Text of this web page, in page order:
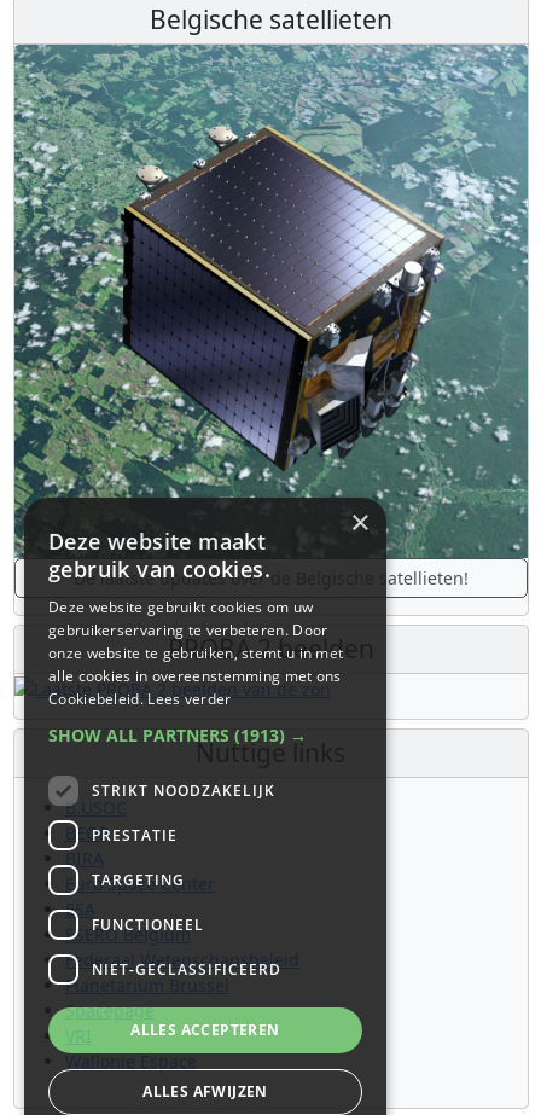
Belgische satellieten
De laatste updates over de Belgische satellieten!
PROBA 2 beelden
Nuttige links
B.USOC
BEOP
BIRA
Euro Space Center
ESA
ESERO Belgium
Federaal Wetenschapsbeleid
Planetarium Brussel
Spacepage
VRI
Wallonie Espace
×
Deze website maakt
gebruik van cookies.
Deze website gebruikt cookies om uw
gebruikerservaring te verbeteren. Door
onze website te gebruiken, stemt u in met
alle cookies in overeenstemming met ons
Cookiebeleid.Lees verder
SHOW ALL PARTNERS (1913) →
STRIKT NOODZAKELIJK
PRESTATIE
TARGETING
FUNCTIONEEL
NIET-GECLASSIFICEERD
ALLES ACCEPTEREN
ALLES AFWIJZEN